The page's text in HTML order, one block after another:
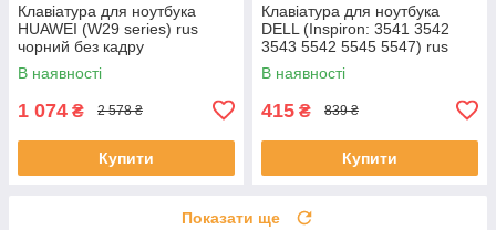
Клавіатура для ноутбука
HUAWEI (W29 series) rus
чорний без кадру
В наявності
1 074 ₴ 2 578 ₴
Купити
Клавіатура для ноутбука
DELL (Inspiron: 3541 3542
3543 5542 5545 5547) rus
чорний
В наявності
415 ₴ 839 ₴
Купити
Показати ще